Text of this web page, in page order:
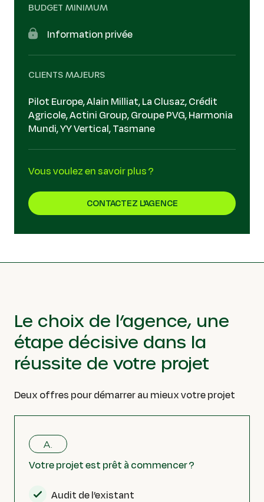
BUDGET MINIMUM
Information privée
CLIENTS MAJEURS
Pilot Europe, Alain Milliat, La Clusaz, Crédit
Agricole, Actini Group, Groupe PVG, Harmonia
Mundi, YY Vertical, Tasmane
Vous voulez en savoir plus ?
CONTACTEZ L'AGENCE
Le choix de l’agence, une
étape décisive dans la
réussite de votre projet
Deux offres pour démarrer au mieux votre projet
A.
Votre projet est prêt à commencer ?
Audit de l’existant